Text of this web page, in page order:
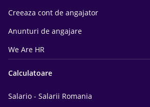
Creeaza cont de angajator
Anunturi de angajare
We Are HR
Calculatoare
Salario - Salarii Romania